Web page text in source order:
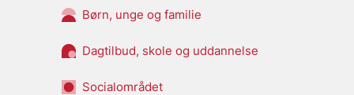
Børn, unge og familie
Dagtilbud, skole og uddannelse
Socialområdet